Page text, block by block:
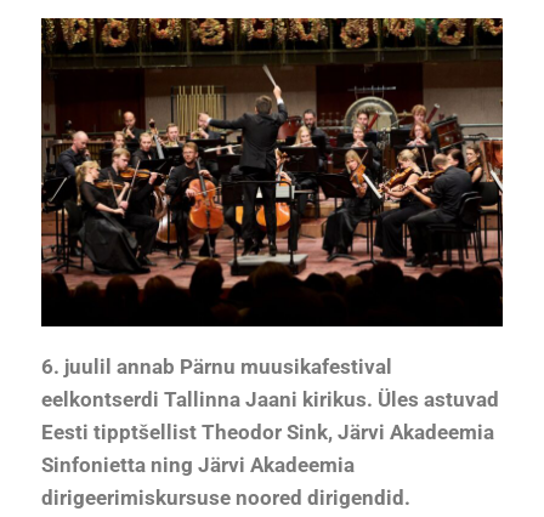
6. juulil annab Pärnu muusikafestival
eelkontserdi Tallinna Jaani kirikus. Üles astuvad
Eesti tipptšellist Theodor Sink, Järvi Akadeemia
Sinfonietta ning Järvi Akadeemia
dirigeerimiskursuse noored dirigendid.